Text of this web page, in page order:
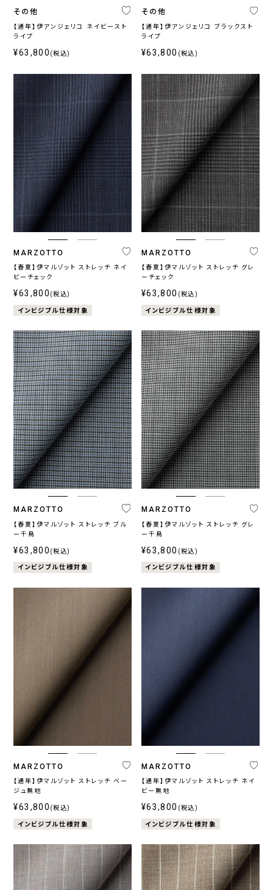
その他
【通年】伊アンジェリコ ネイビースト
ライプ
¥63,800 (税込)
その他
【通年】伊アンジェリコ ブラックスト
ライプ
¥63,800 (税込)
MARZOTTO
【春夏】伊マルゾット ストレッチ ネイ
ビーチェック
¥63,800 (税込)
インビジブル仕様対象
MARZOTTO
【春夏】伊マルゾット ストレッチ グレ
ーチェック
¥63,800 (税込)
インビジブル仕様対象
MARZOTTO
【春夏】伊マルゾット ストレッチ ブル
ー千鳥
¥63,800 (税込)
インビジブル仕様対象
MARZOTTO
【春夏】伊マルゾット ストレッチ グレ
ー千鳥
¥63,800 (税込)
インビジブル仕様対象
MARZOTTO
【通年】伊マルゾット ストレッチ ベー
ジュ無地
¥63,800 (税込)
インビジブル仕様対象
MARZOTTO
【通年】伊マルゾット ストレッチ ネイ
ビー無地
¥63,800 (税込)
インビジブル仕様対象